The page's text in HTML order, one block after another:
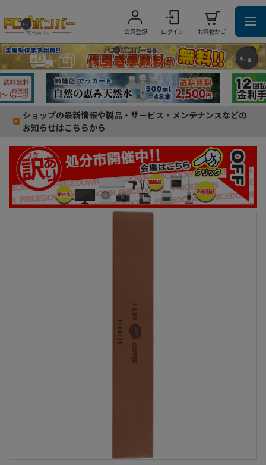
会員登録 ログイン お買物かご
ショップの最新情報や製品・サービス・メンテナンスなどの
お知らせはこちらから